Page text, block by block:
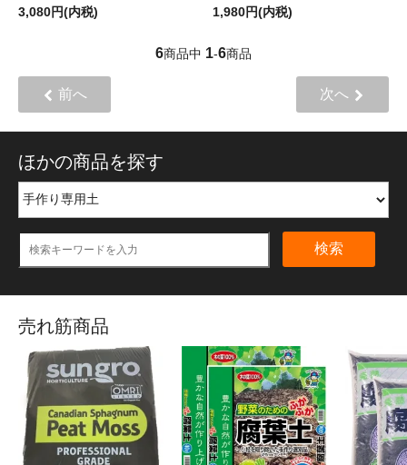
3,080円(内税)
1,980円(内税)
6商品中 1-6商品
前へ 次へ
ほかの商品を探す
検索
売れ筋商品